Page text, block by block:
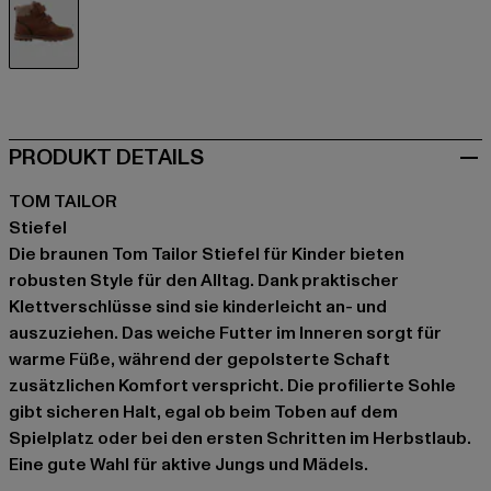
PRODUKT DETAILS
TOM TAILOR
Stiefel
Die braunen Tom Tailor Stiefel für Kinder bieten
robusten Style für den Alltag. Dank praktischer
Klettverschlüsse sind sie kinderleicht an- und
auszuziehen. Das weiche Futter im Inneren sorgt für
warme Füße, während der gepolsterte Schaft
zusätzlichen Komfort verspricht. Die profilierte Sohle
gibt sicheren Halt, egal ob beim Toben auf dem
Spielplatz oder bei den ersten Schritten im Herbstlaub.
Eine gute Wahl für aktive Jungs und Mädels.